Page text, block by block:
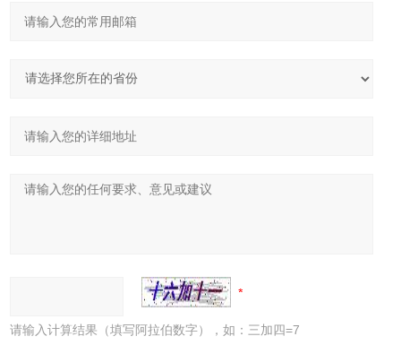
请输入计算结果（填写阿拉伯数字），如：三加四=7